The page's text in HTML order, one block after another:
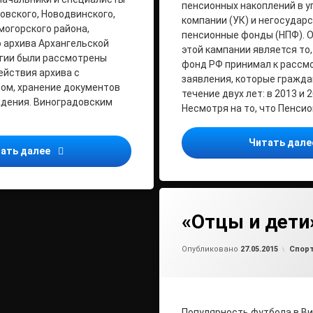
Новодвинского,
района,
Архангельской
были рассмотрены
архива с
хранение документов
Виноградовским
далее Расширенная коллегия агентства по делам
пенсионных накоплений в
компании (УК) и
пенсионные фонды (НПФ).
этой кампании является
фонд РФ принимал к
заявления, которые
течение двух лет: в 2013 и
Несмотря на то, что
Читать
«Отцы и
Опубликовано 27.05.2015 Спорт